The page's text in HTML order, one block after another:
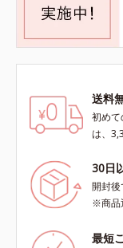
送料
初め
は、
30日
開封
※商品
最短